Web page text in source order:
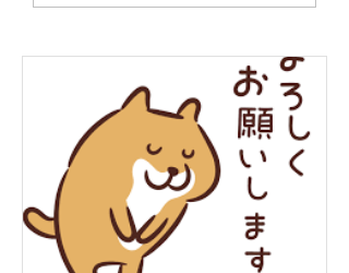
スポーツ高等学院 様